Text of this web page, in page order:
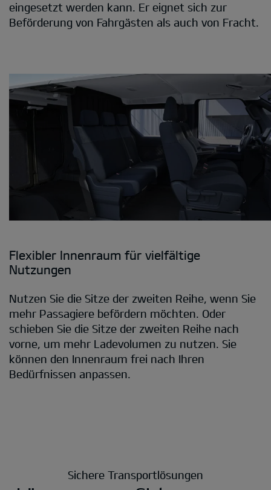
eingesetzt werden kann. Er eignet sich zur
Beförderung von Fahrgästen als auch von Fracht.
Flexibler Innenraum für vielfältige
Nutzungen
Nutzen Sie die Sitze der zweiten Reihe, wenn Sie
mehr Passagiere befördern möchten. Oder
schieben Sie die Sitze der zweiten Reihe nach
vorne, um mehr Ladevolumen zu nutzen. Sie
können den Innenraum frei nach Ihren
Bedürfnissen anpassen.
Sichere Transportlösungen